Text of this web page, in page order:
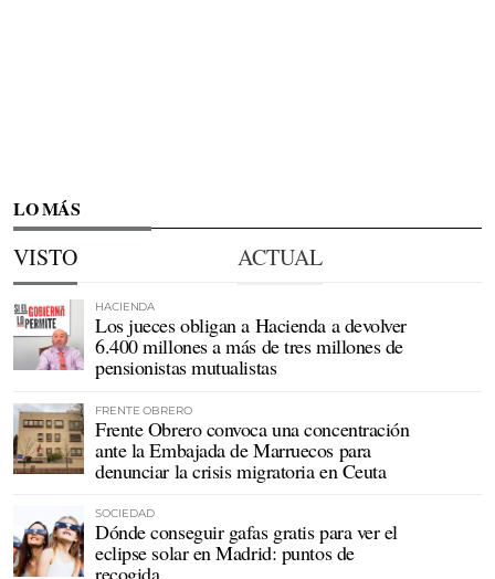
LO MÁS
VISTO ACTUAL
HACIENDA
Los jueces obligan a Hacienda a devolver
6.400 millones a más de tres millones de
pensionistas mutualistas
FRENTE OBRERO
Frente Obrero convoca una concentración
ante la Embajada de Marruecos para
denunciar la crisis migratoria en Ceuta
SOCIEDAD
Dónde conseguir gafas gratis para ver el
eclipse solar en Madrid: puntos de